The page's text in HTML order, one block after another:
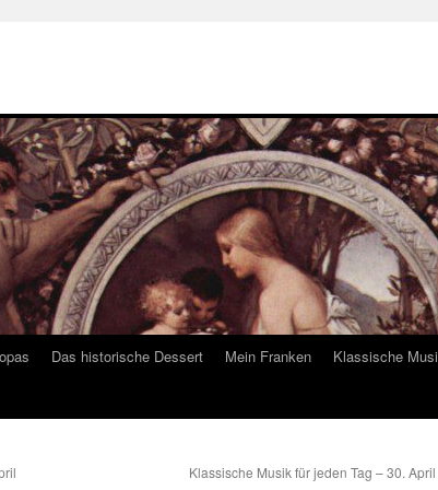
Das historische Dessert Mein Franken Klassische
Klassische Musik für jeden Tag – 30. April